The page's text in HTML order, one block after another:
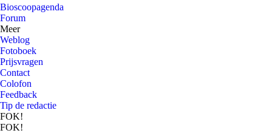
Bioscoopagenda
Forum
Meer
Weblog
Fotoboek
Prijsvragen
Contact
Colofon
Feedback
Tip de redactie
FOK!
FOK!